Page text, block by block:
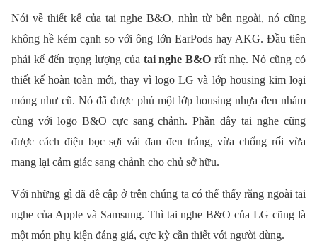
Nói về thiết kế của tai nghe B&O, nhìn từ bên ngoài, nó cũng
không hề kém cạnh so với ông lớn EarPods hay AKG. Đầu tiên
phải kể đến trọng lượng của tai nghe B&O rất nhẹ. Nó cũng có
thiết kế hoàn toàn mới, thay vì logo LG và lớp housing kim loại
mỏng như cũ. Nó đã được phủ một lớp housing nhựa đen nhám
cùng với logo B&O cực sang chảnh. Phần dây tai nghe cũng
được cách điệu bọc sợi vải đan đen trắng, vừa chống rối vừa
mang lại cảm giác sang chảnh cho chủ sở hữu.
Với những gì đã đề cập ở trên chúng ta có thể thấy rằng ngoài tai
nghe của Apple và Samsung. Thì tai nghe B&O của LG cũng là
một món phụ kiện đáng giá, cực kỳ cần thiết với người dùng.